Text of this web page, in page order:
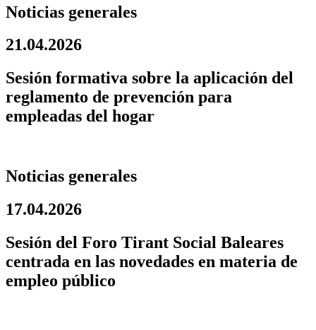
Noticias generales
21.04.2026
Sesión formativa sobre la aplicación del
reglamento de prevención para
empleadas del hogar
Noticias generales
17.04.2026
Sesión del Foro Tirant Social Baleares
centrada en las novedades en materia de
empleo público